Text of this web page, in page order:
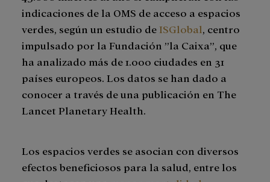
indicaciones de la OMS de acceso a espacios
verdes, según un estudio de ISGlobal, centro
impulsado por la Fundación ”la Caixa”, que
ha analizado más de 1.000 ciudades en 31
países europeos. Los datos se han dado a
conocer a través de una publicación en The
Lancet Planetary Health.
Los espacios verdes se asocian con diversos
efectos beneficiosos para la salud, entre los